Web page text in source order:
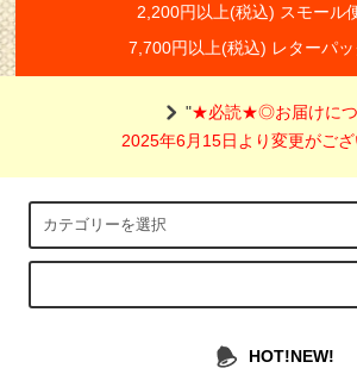
2,200円以上(税込) スモール
7,700円以上(税込) レターパ
"★必読★◎お届けにつ
2025年6月15日より変更がご
HOT!NEW!